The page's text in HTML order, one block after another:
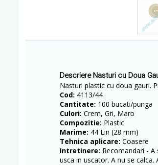
Descriere Nasturi cu Doua
Nasturi plastic cu doua gauri.
Cod: 4113/44
Cantitate: 100 bucati/punga
Culori: Crem, Gri, Maro
Compozitie: Plastic
Marime: 44 Lin (28 mm)
Tehnica aplicare: Coasere
Intretinere: Recomandari -
usca in uscator. A nu se calca.